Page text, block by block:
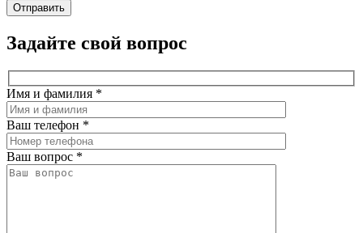
Задайте свой вопрос
Имя и фамилия *
Ваш телефон *
Ваш вопрос *